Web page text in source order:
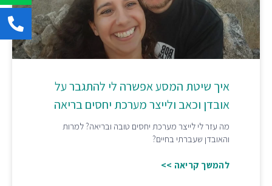
איך שיטת המסע אפשרה לי להתגבר על
אובדן וכאב ולייצר מערכת יחסים בריאה
מה עזר לי לייצר מערכת יחסים טובה ובריאה? למרות
והאובדן שעברתי בחיים?
להמשך קריאה >>